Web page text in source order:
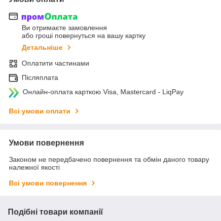
Ви отримаєте замовлення
або гроші повернуться на вашу картку
Детальніше
Оплатити частинами
Післяплата
Онлайн-оплата карткою Visa, Mastercard - LiqPay
Всі умови оплати
Умови повернення
Законом не передбачено повернення та обмін даного товару
належної якості
Всі умови повернення
Подібні товари компанії